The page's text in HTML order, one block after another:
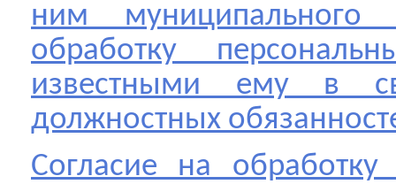
ним муниципального
обработку
известными ему в
должностных
Согласие на